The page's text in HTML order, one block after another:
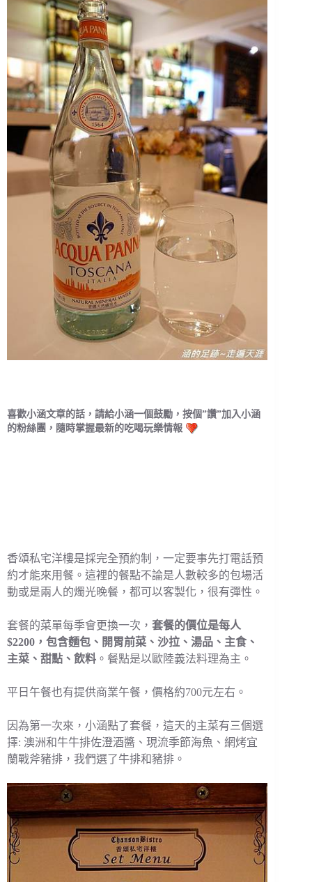
喜歡小涵文章的話，請給小涵一個鼓勵，按個”讚”加入小涵
的粉絲團，隨時掌握最新的吃喝玩樂情報
香頌私宅洋樓是採完全預約制，一定要事先打電話預
約才能來用餐。這裡的餐點不論是人數較多的包場活
動或是兩人的燭光晚餐，都可以客製化，很有彈性。
套餐的菜單每季會更換一次， 套餐的價位是每人
$2200，包含麵包、開胃前菜、沙拉、湯品、主食、
主菜、甜點、飲料 。餐點是以歐陸義法料理為主。
平日午餐也有提供商業午餐，價格約700元左右。
因為第一次來，小涵點了套餐，這天的主菜有三個選
擇: 澳洲和牛牛排佐澄酒醬、現流季節海魚、網烤宜
蘭戰斧豬排，我們選了牛排和豬排。